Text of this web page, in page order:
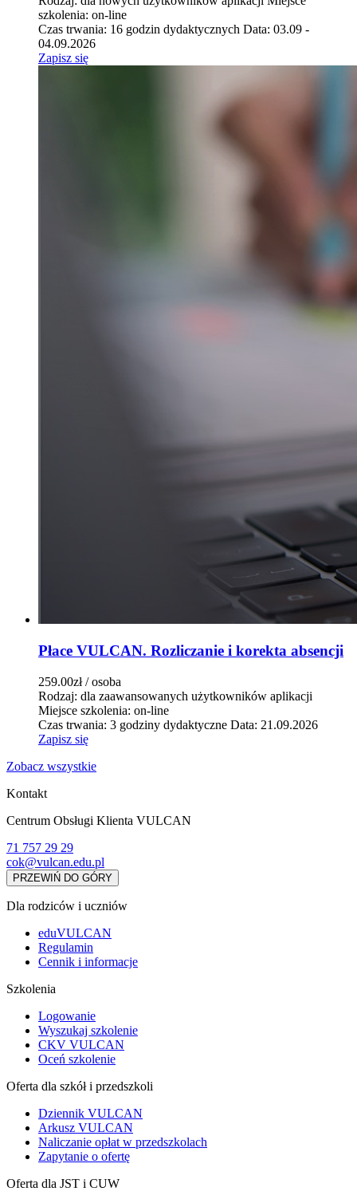
szkolenia: on-line
Czas trwania: 16 godzin dydaktycznych Data: 03.09 -
04.09.2026
Zapisz się
Płace VULCAN. Rozliczanie i korekta absencji
259.00zł / osoba
Rodzaj: dla zaawansowanych użytkowników aplikacji
Miejsce szkolenia: on-line
Czas trwania: 3 godziny dydaktyczne Data: 21.09.2026
Zapisz się
Zobacz wszystkie
Kontakt
Centrum Obsługi Klienta VULCAN
71 757 29 29
cok@vulcan.edu.pl
PRZEWIŃ DO GÓRY
Dla rodziców i uczniów
eduVULCAN
Regulamin
Cennik i informacje
Szkolenia
Logowanie
Wyszukaj szkolenie
CKV VULCAN
Oceń szkolenie
Oferta dla szkół i przedszkoli
Dziennik VULCAN
Arkusz VULCAN
Naliczanie opłat w przedszkolach
Zapytanie o ofertę
Oferta dla JST i CUW